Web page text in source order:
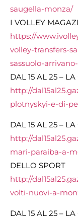
saugella-monza/
I VOLLEY
https://
volley-transfers-
sassuolo-
DAL 15 AL 25 –
http://
plotnyskyi-e-di-
DAL 15 AL 25 –
http://
mari-paraiba-a-
DELLO SPORT
http://
volti-nuovi-a-
DAL 15 AL 25 –